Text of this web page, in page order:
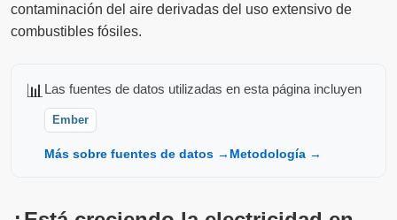
contaminación del aire derivadas del uso extensivo de
combustibles fósiles.
📊 Las fuentes de datos utilizadas en esta página incluyen
Ember
Más sobre fuentes de datos → Metodología →